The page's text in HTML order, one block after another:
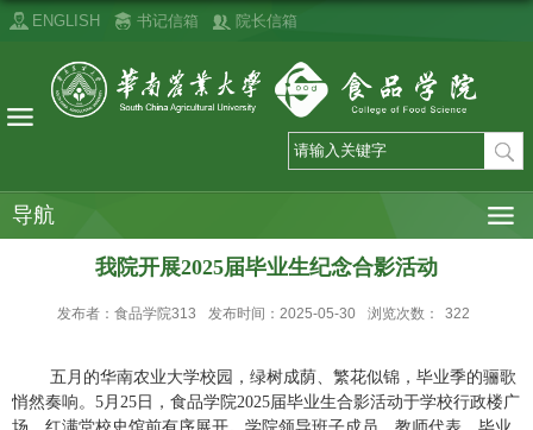
ENGLISH 书记信箱 院长信箱
导航
我院开展2025届毕业生纪念合影活动
发布者：食品学院313 发布时间：2025-05-30 浏览次数： 322
五月的华南农业大学校园，绿树成荫、繁花似锦，毕业季的骊歌
悄然奏响。 5月 25 日，食品学院2025届毕业生合影活动于学校行政楼广